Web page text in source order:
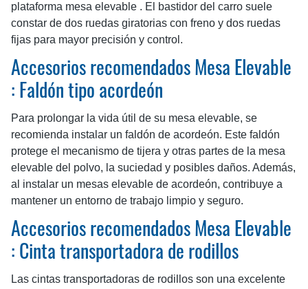
plataforma mesa elevable . El bastidor del carro suele
constar de dos ruedas giratorias con freno y dos ruedas
fijas para mayor precisión y control.
Accesorios recomendados Mesa Elevable
: Faldón tipo acordeón
Para prolongar la vida útil de su mesa elevable, se
recomienda instalar un faldón de acordeón. Este faldón
protege el mecanismo de tijera y otras partes de la mesa
elevable del polvo, la suciedad y posibles daños. Además,
al instalar un mesas elevable de acordeón, contribuye a
mantener un entorno de trabajo limpio y seguro.
Accesorios recomendados Mesa Elevable
: Cinta transportadora de rodillos
Las cintas transportadoras de rodillos son una excelente